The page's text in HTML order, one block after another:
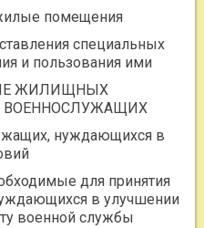
помещения
специальных
и пользования ими
ЖИЛИЩНЫХ
ВОЕННОСЛУЖАЩИХ
нуждающихся в
для принятия
в улучшении
военной службы